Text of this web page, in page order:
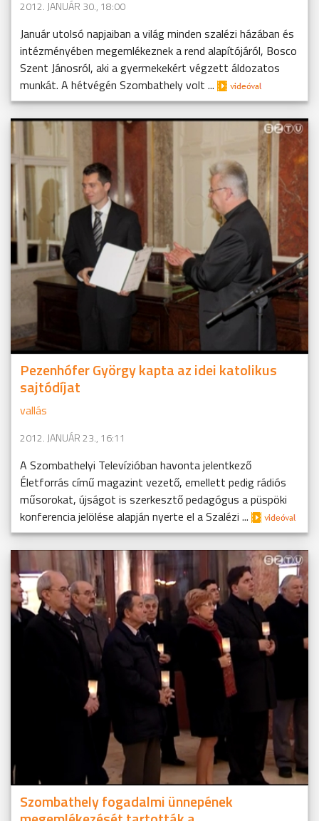
2012. JANUÁR 30., 18:00
Január utolsó napjaiban a világ minden szalézi házában és
intézményében megemlékeznek a rend alapítójáról, Bosco
Szent Jánosról, aki a gyermekekért végzett áldozatos
munkát. A hétvégén Szombathely volt ...
Pezenhófer György kapta az idei katolikus
sajtódíjat
vallás
2012. JANUÁR 23., 16:11
A Szombathelyi Televízióban havonta jelentkező
Életforrás című magazint vezető, emellett pedig rádiós
műsorokat, újságot is szerkesztő pedagógus a püspöki
konferencia jelölése alapján nyerte el a Szalézi ...
Szombathely fogadalmi ünnepének